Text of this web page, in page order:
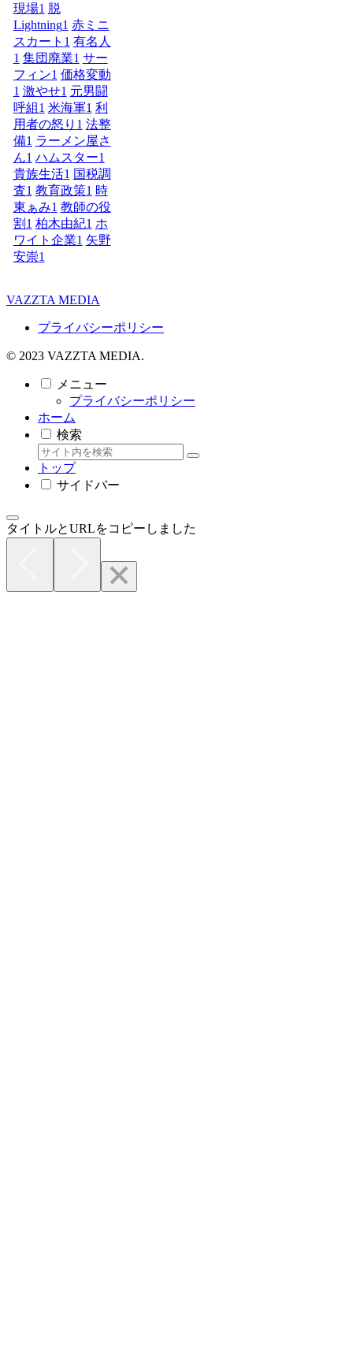
現場1 脱
Lightning1 赤ミニ
スカート 1 有名人
1 集団廃業1 サー
フィン1 価格変動
1 激やせ1 元男闘
呼組1 米海軍1 利
用者の怒り 1 法整
備1 ラーメン屋さ
ん1 ハムスター1
貴族生活1 国税調
査1 教育政策1 時
東ぁみ1 教師の役
割 1 柏木由紀1 ホ
ワイト企業1 矢野
安崇1
VAZZTA MEDIA
プライバシーポリシー
© 2023 VAZZTA MEDIA.
メニュー
プライバシーポリシー
ホーム
検索
トップ
サイドバー
タイトルとURLをコピーしました